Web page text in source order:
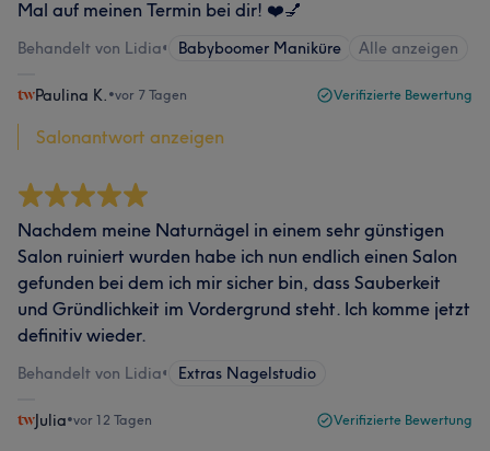
Mal auf meinen Termin bei dir! ❤️💅
Behandelt von Lidia• Babyboomer Maniküre Alle anzeigen
Paulina K. •vor 7 Tagen Verifizierte Bewertung
Salonantwort anzeigen
Nachdem meine Naturnägel in einem sehr günstigen
Salon ruiniert wurden habe ich nun endlich einen Salon
gefunden bei dem ich mir sicher bin, dass Sauberkeit
und Gründlichkeit im Vordergrund steht. Ich komme jetzt
definitiv wieder.
Behandelt von Lidia• Extras Nagelstudio
Julia•vor 12 Tagen Verifizierte Bewertung